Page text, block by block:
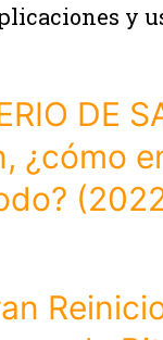
y
DE
¿cómo